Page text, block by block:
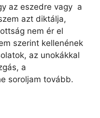
az eszedre vagy a
azt diktálja,
nem ér el
szerint kellenének
az unokákkal
a
soroljam tovább.